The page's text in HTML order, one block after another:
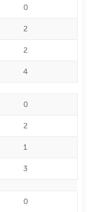
0
2
2
4
0
2
1
3
0